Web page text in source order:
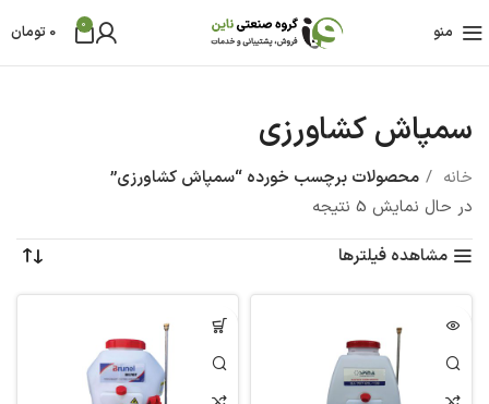
منو 0
0 تومان
سمپاش کشاورزی
خانه
محصولات برچسب خورده “سمپاش کشاورزی”
در حال نمایش 5 نتیجه
مشاهده فیلترها